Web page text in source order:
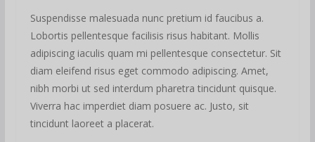
Suspendisse malesuada nunc pretium id faucibus a.
Lobortis pellentesque facilisis risus habitant. Mollis
adipiscing iaculis quam mi pellentesque consectetur. Sit
diam eleifend risus eget commodo adipiscing. Amet,
nibh morbi ut sed interdum pharetra tincidunt quisque.
Viverra hac imperdiet diam posuere ac. Justo, sit
tincidunt laoreet a placerat.